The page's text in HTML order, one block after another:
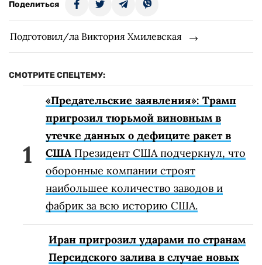
Поделиться
Подготовил/ла Виктория Хмилевская
СМОТРИТЕ СПЕЦТЕМУ:
«Предательские заявления»: Трамп
пригрозил тюрьмой виновным в
утечке данных о дефиците ракет в
США Президент США подчеркнул, что
оборонные компании строят
наибольшее количество заводов и
фабрик за всю историю США.
Иран пригрозил ударами по странам
Персидского залива в случае новых